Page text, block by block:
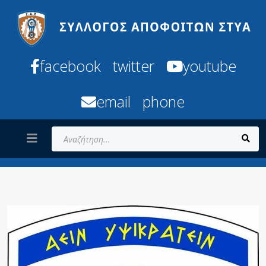
facebook twitter
youtube
email
phone
Αναζήτηση...